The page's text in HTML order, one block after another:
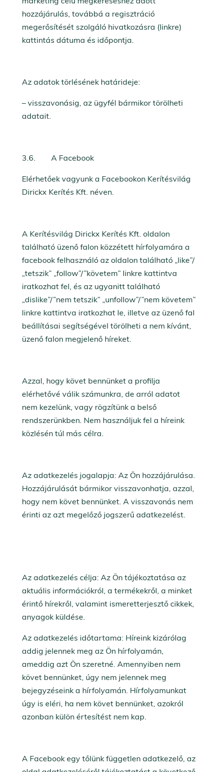
hozzájárulás, továbbá a regisztráció
megerősítését szolgáló hivatkozásra (linkre)
kattintás dátuma és időpontja.
Az adatok törlésének határideje:
– visszavonásig, az ügyfél bármikor törölheti
adatait.
3.6. A Facebook
Elérhetőek vagyunk a Facebookon Kerítésvilág
Dirickx Kerítés Kft. néven.
A Kerítésvilág Dirickx Kerítés Kft. oldalon
található üzenő falon közzétett hírfolyamára a
facebook felhasználó az oldalon található „like”/
„tetszik” „follow”/”követem” linkre kattintva
iratkozhat fel, és az ugyanitt található
„dislike”/”nem tetszik” „unfollow”/”nem követem”
linkre kattintva iratkozhat le, illetve az üzenő fal
beállításai segítségével törölheti a nem kívánt,
üzenő falon megjelenő híreket.
Azzal, hogy követ bennünket a profilja
elérhetővé válik számunkra, de arról adatot
nem kezelünk, vagy rögzítünk a belső
rendszerünkben. Nem használjuk fel a híreink
közlésén túl más célra.
Az adatkezelés jogalapja: Az Ön hozzájárulása.
Hozzájárulását bármikor visszavonhatja, azzal,
hogy nem követ bennünket. A visszavonás nem
érinti az azt megelőző jogszerű adatkezelést.
Az adatkezelés célja: Az Ön tájékoztatása az
aktuális információkról, a termékekről, a minket
érintő hírekről, valamint ismeretterjesztő cikkek,
anyagok küldése.
Az adatkezelés időtartama: Híreink kizárólag
addig jelennek meg az Ön hírfolyamán,
ameddig azt Ön szeretné. Amennyiben nem
követ bennünket, úgy nem jelennek meg
bejegyzéseink a hírfolyamán. Hírfolyamunkat
úgy is eléri, ha nem követ bennünket, azokról
azonban külön értesítést nem kap.
A Facebook egy tőlünk független adatkezelő, az